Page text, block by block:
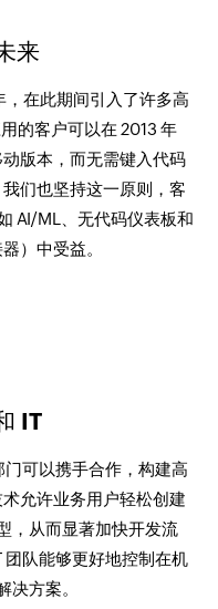
来
在此期间引入了许多高
的客户可以在 2013 年
动版本，而无需键入代码
们也坚持这一原则，客
AI/ML、无代码仪表板和
）中受益。
IT
可以携手合作，构建高
允许业务用户轻松创建
，从而显著加快开发流
队能够更好地控制在机
决方案。